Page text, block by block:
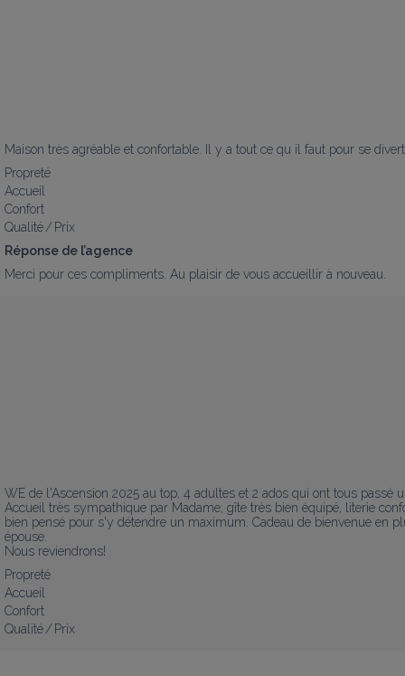
Maison très agréable et confortable. Il y a tout ce qu il faut pour se
Propreté
Accueil
Confort
Qualité / Prix
Réponse de l’agence
Merci pour ces compliments. Au plaisir de vous accueillir à nouveau.
WE de l'Ascension 2025 au top, 4 adultes et 2 ados qui ont tous passé
Accueil très sympathique par Madame; gîte très bien équipé, literie
bien pensé pour s'y détendre un maximum. Cadeau de bienvenue en
épouse.
Nous reviendrons!
Propreté
Accueil
Confort
Qualité / Prix